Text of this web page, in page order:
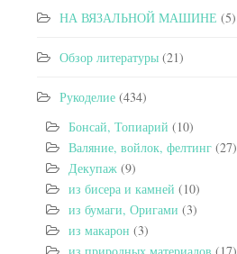
НА ВЯЗАЛЬНОЙ МАШИНЕ (5)
Обзор литературы (21)
Рукоделие (434)
Бонсай, Топиарий (10)
Валяние, войлок, фелтинг (27)
Декупаж (9)
из бисера и камней (10)
из бумаги, Оригами (3)
из макарон (3)